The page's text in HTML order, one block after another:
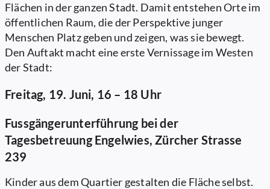
Flächen in der ganzen Stadt. Damit entstehen Orte im
öffentlichen Raum, die der Perspektive junger
Menschen Platz geben und zeigen, was sie bewegt.
Den Auftakt macht eine erste Vernissage im Westen
der Stadt:
Freitag, 19. Juni, 16 – 18 Uhr
Fussgängerunterführung bei der
Tagesbetreuung Engelwies, Zürcher Strasse
239
Kinder aus dem Quartier gestalten die Fläche selbst.